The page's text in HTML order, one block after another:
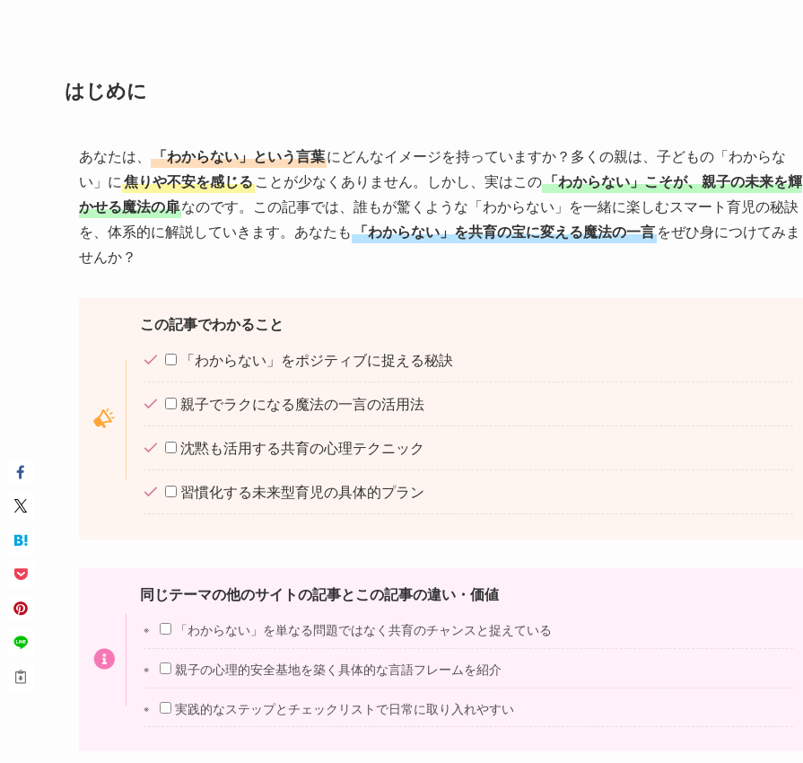
はじめに
あなたは、 「わからない」という言葉にどんなイメージを持っていますか？多くの親は、子どもの「わからな
い」に焦りや不安を感じることが少なくありません。しかし、実はこの「わからない」こそが、親子の未来を輝
かせる魔法の扉なのです。この記事では、誰もが驚くような「わからない」を一緒に楽しむスマート育児の秘訣
を、体系的に解説していきます。あなたも「わからない」を共育の宝に変える魔法の一言をぜひ身につけてみま
せんか？
この記事でわかること
「わからない」をポジティブに捉える秘訣
親子でラクになる魔法の一言の活用法
沈黙も活用する共育の心理テクニック
習慣化する未来型育児の具体的プラン
同じテーマの他のサイトの記事とこの記事の違い・価値
「わからない」を単なる問題ではなく共育のチャンスと捉えている
親子の心理的安全基地を築く具体的な言語フレームを紹介
実践的なステップとチェックリストで日常に取り入れやすい